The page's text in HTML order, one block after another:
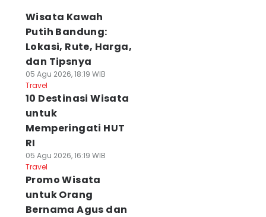
Wisata Kawah
Putih Bandung:
Lokasi, Rute, Harga,
dan Tipsnya
05 Agu 2026, 18:19 WIB
Travel
10 Destinasi Wisata
untuk
Memperingati HUT
RI
05 Agu 2026, 16:19 WIB
Travel
Promo Wisata
untuk Orang
Bernama Agus dan